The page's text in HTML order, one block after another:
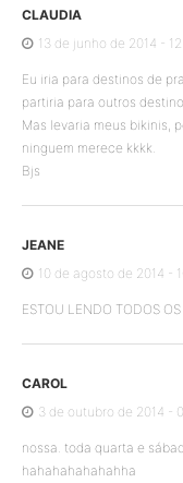
CLAUDIA
13 de junho de 2014 -
Eu iria para destinos de
partiria para outros
Mas levaria meus bikinis,
ninguem merece kkkk.
Bjs
JEANE
10 de agosto de 2014 -
ESTOU LENDO TODOS
CAROL
3 de outubro de 2014 -
nossa. toda quarta e
hahahahahahahha